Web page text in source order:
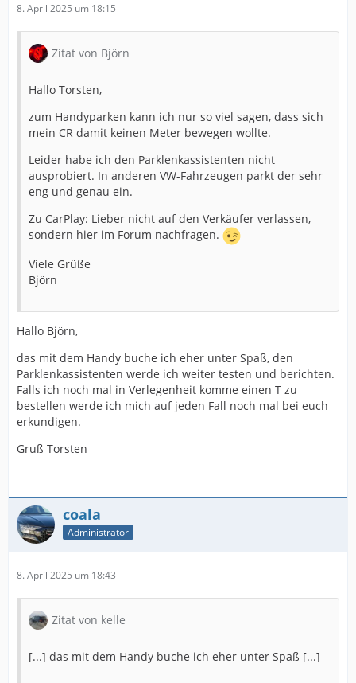
8. April 2025 um 18:15
Zitat von Björn
Hallo Torsten,
zum Handyparken kann ich nur so viel sagen, dass sich
mein CR damit keinen Meter bewegen wollte.
Leider habe ich den Parklenkassistenten nicht
ausprobiert. In anderen VW-Fahrzeugen parkt der sehr
eng und genau ein.
Zu CarPlay: Lieber nicht auf den Verkäufer verlassen,
sondern hier im Forum nachfragen.
Viele Grüße
Björn
Hallo Björn,
das mit dem Handy buche ich eher unter Spaß, den
Parklenkassistenten werde ich weiter testen und berichten.
Falls ich noch mal in Verlegenheit komme einen T zu
bestellen werde ich mich auf jeden Fall noch mal bei euch
erkundigen.
Gruß Torsten
coala
Administrator
8. April 2025 um 18:43
Zitat von kelle
[...] das mit dem Handy buche ich eher unter Spaß [...]